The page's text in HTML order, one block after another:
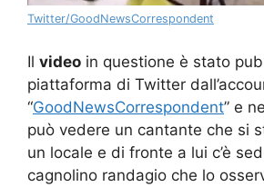
Twitter/GoodNewsCorrespondent
Il video in questione è stato
piattaforma di Twitter
“GoodNewsCorrespondent” e
può vedere un cantante che si
un locale e di fronte a lui c’è
cagnolino randagio che lo